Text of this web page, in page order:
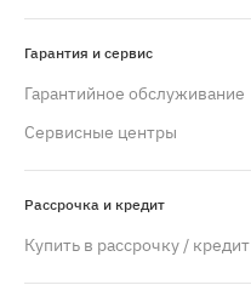
Гарантия и сервис
Гарантийное обслуживание
Сервисные центры
Рассрочка и кредит
Купить в рассрочку / кредит